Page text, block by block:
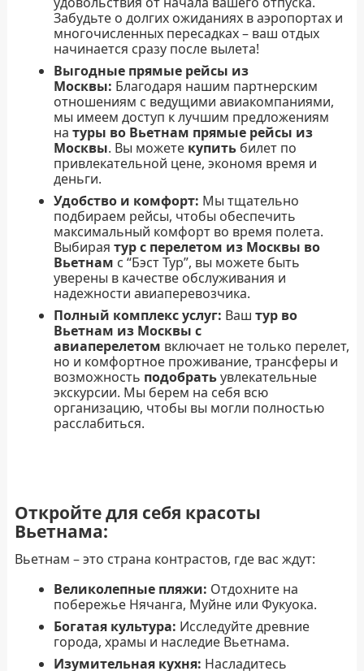
Забудьте о долгих ожиданиях в аэропортах и
многочисленных пересадках – ваш отдых
начинается сразу после вылета!
Выгодные прямые рейсы из
Москвы: Благодаря нашим партнерским
отношениям с ведущими авиакомпаниями,
мы имеем доступ к лучшим предложениям
на туры во Вьетнам прямые рейсы из
Москвы. Вы можете купитьбилет по
привлекательной цене, экономя время и
деньги.
Удобство и комфорт: Мы тщательно
подбираем рейсы, чтобы обеспечить
максимальный комфорт во время полета.
Выбирая тур с перелетом из Москвы во
Вьетнам с “Бэст Тур”, вы можете быть
уверены в качестве обслуживания и
надежности авиаперевозчика.
Полный комплекс услуг: Ваш тур во
Вьетнам из Москвы с
авиаперелетом включает не только перелет,
но и комфортное проживание, трансферы и
возможность подобратьувлекательные
экскурсии. Мы берем на себя всю
организацию, чтобы вы могли полностью
расслабиться.
Откройте для себя красоты
Вьетнама:
Вьетнам – это страна контрастов, где вас ждут:
Великолепные пляжи: Отдохните на
побережье Нячанга, Муйне или Фукуока.
Богатая культура: Исследуйте древние
города, храмы и наследие Вьетнама.
Изумительная кухня: Насладитесь